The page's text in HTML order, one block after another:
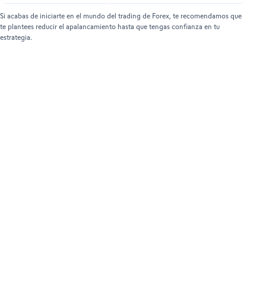
Si acabas de iniciarte en el mundo del trading de Forex, te recomendamos que
te plantees reducir el apalancamiento hasta que tengas confianza en tu
estrategia.